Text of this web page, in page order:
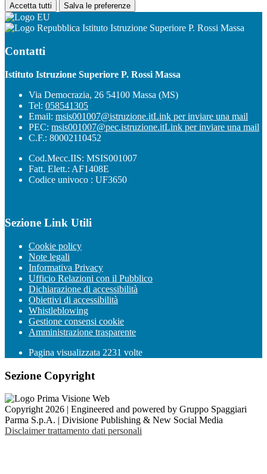
Accetta tutti Salva le preferenze
Istituto Istruzione Superiore P. Rossi Massa
Contatti
Istituto Istruzione Superiore P. Rossi Massa
Via Democrazia, 26 54100 Massa (MS)
Tel: 058541305
Email: msis001007@istruzione.itLink per inviare una mail
PEC: msis001007@pec.istruzione.itLink per inviare una mail
C.F.: 80002110452
Cod.Mecc.IIS: MSIS001007
Fatt. Elett.: AF1408E
Codice univoco : UF3650
Sezione Link Utili
Cookie policy
Note legali
Informativa Privacy
Ufficio Relazioni con il Pubblico
Dichiarazione di accessibilità
Obiettivi di accessibilità
Whistleblowing
Gestione consensi cookie
Amministrazione trasparente
Pagina visualizzata 2231 volte
Sezione Copyright
Copyright 2026 | Engineered and powered by Gruppo Spaggiari
Parma S.p.A. | Divisione Publishing & New Social Media
Disclaimer trattamento dati personali